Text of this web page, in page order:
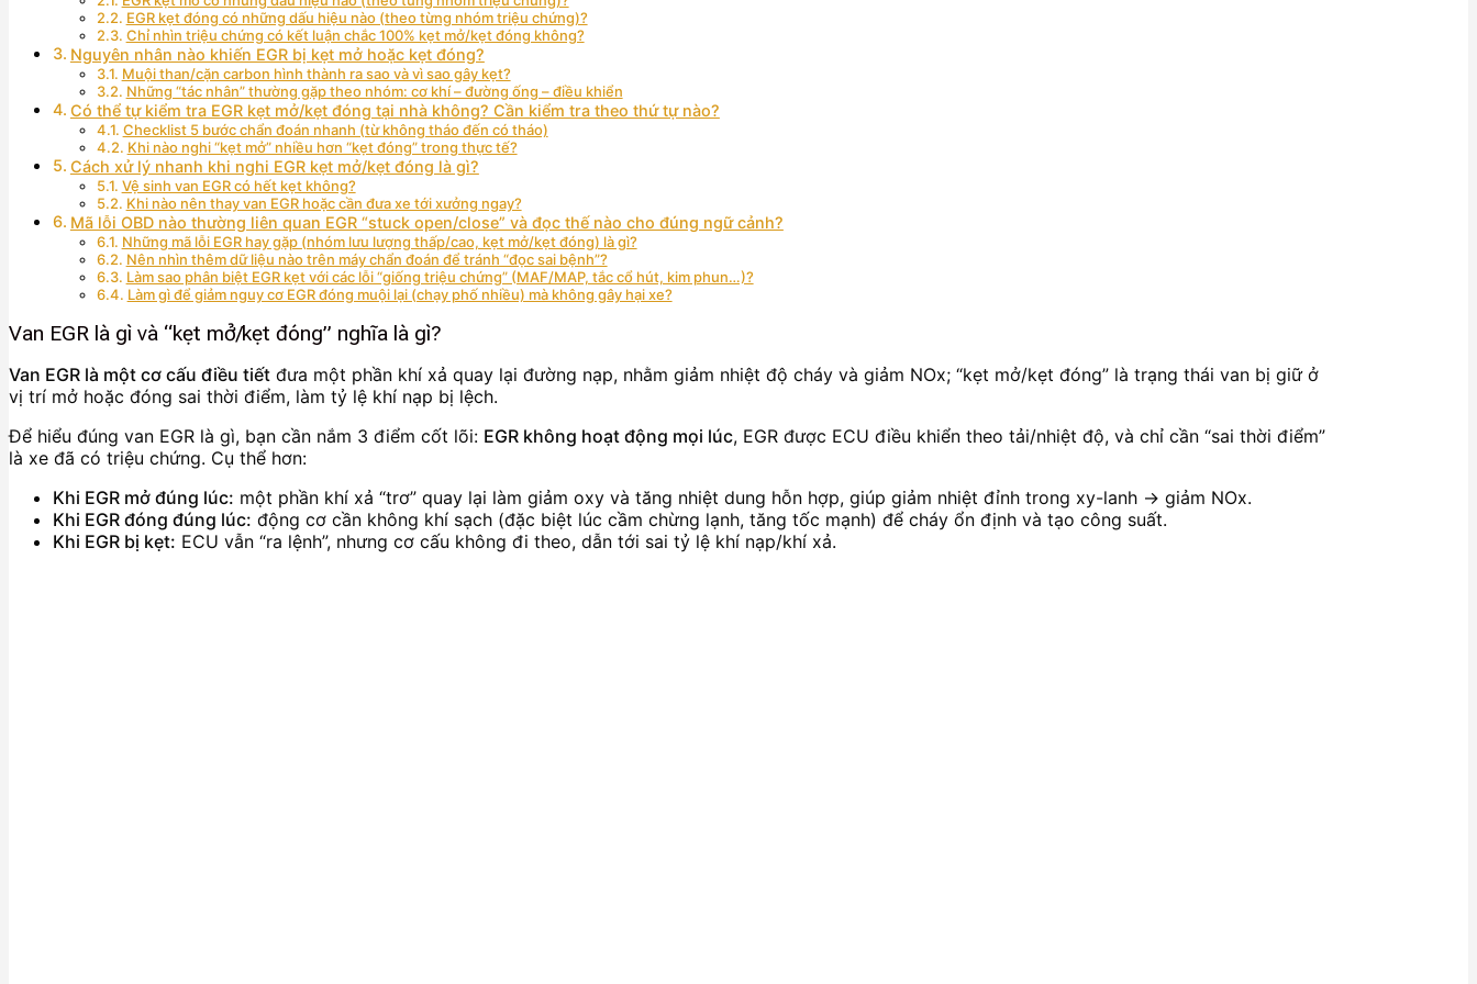
EGR kẹt đóng có những dấu hiệu nào (theo từng nhóm triệu chứng)?
Chỉ nhìn triệu chứng có kết luận chắc 100% kẹt mở/kẹt đóng không?
Nguyên nhân nào khiến EGR bị kẹt mở hoặc kẹt đóng?
Muội than/cặn carbon hình thành ra sao và vì sao gây kẹt?
Những “tác nhân” thường gặp theo nhóm: cơ khí – đường ống – điều khiển
Có thể tự kiểm tra EGR kẹt mở/kẹt đóng tại nhà không? Cần kiểm tra theo thứ tự nào?
Checklist 5 bước chẩn đoán nhanh (từ không tháo đến có tháo)
Khi nào nghi “kẹt mở” nhiều hơn “kẹt đóng” trong thực tế?
Cách xử lý nhanh khi nghi EGR kẹt mở/kẹt đóng là gì?
Vệ sinh van EGR có hết kẹt không?
Khi nào nên thay van EGR hoặc cần đưa xe tới xưởng ngay?
Mã lỗi OBD nào thường liên quan EGR “stuck open/close” và đọc thế nào cho đúng ngữ cảnh?
Những mã lỗi EGR hay gặp (nhóm lưu lượng thấp/cao, kẹt mở/kẹt đóng) là gì?
Nên nhìn thêm dữ liệu nào trên máy chẩn đoán để tránh “đọc sai bệnh”?
Làm sao phân biệt EGR kẹt với các lỗi “giống triệu chứng” (MAF/MAP, tắc cổ hút, kim phun…)?
Làm gì để giảm nguy cơ EGR đóng muội lại (chạy phố nhiều) mà không gây hại xe?
Van EGR là gì và “kẹt mở/kẹt đóng” nghĩa là gì?
Van EGR là một cơ cấu điều tiết đưa một phần khí xả quay lại đường nạp, nhằm giảm nhiệt độ cháy và giảm NOx; “kẹt mở/kẹt đóng” là trạng thái van bị giữ ở
vị trí mở hoặc đóng sai thời điểm, làm tỷ lệ khí nạp bị lệch.
Để hiểu đúng van EGR là gì, bạn cần nắm 3 điểm cốt lõi: EGR không hoạt động mọi lúc, EGR được ECU điều khiển theo tải/nhiệt độ, và chỉ cần “sai thời điểm”
là xe đã có triệu chứng. Cụ thể hơn:
Khi EGR mở đúng lúc: một phần khí xả “trơ” quay lại làm giảm oxy và tăng nhiệt dung hỗn hợp, giúp giảm nhiệt đỉnh trong xy-lanh → giảm NOx.
Khi EGR đóng đúng lúc: động cơ cần không khí sạch (đặc biệt lúc cầm chừng lạnh, tăng tốc mạnh) để cháy ổn định và tạo công suất.
Khi EGR bị kẹt: ECU vẫn “ra lệnh”, nhưng cơ cấu không đi theo, dẫn tới sai tỷ lệ khí nạp/khí xả.